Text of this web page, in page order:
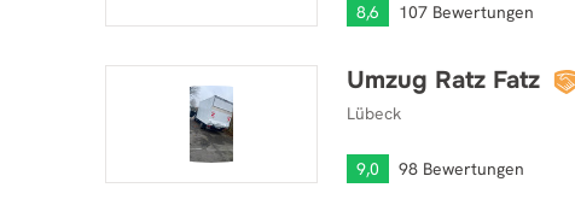
8,6 107 Bewertungen
Umzug Ratz Fatz
Lübeck
9,0 98 Bewertungen